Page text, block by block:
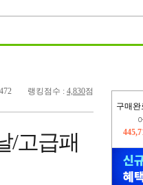
구매완
오
랭킹점수 : 4,830점
/고급패